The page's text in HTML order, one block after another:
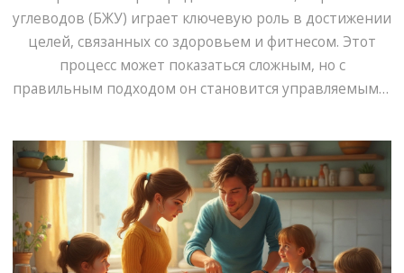
углеводов (БЖУ) играет ключевую роль в достижении
целей, связанных со здоровьем и фитнесом. Этот
процесс может показаться сложным, но с
правильным подходом он становится управляемым и
предлагаются практичные советы и интересные
факты, которые помогут сделать ваше питание более
сбалансированным и эффективным.